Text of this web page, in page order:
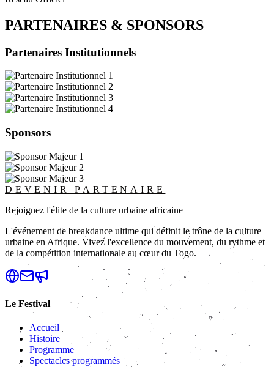
PARTENAIRES & SPONSORS
Partenaires Institutionnels
Sponsors
DEVENIR PARTENAIRE
Rejoignez l'élite de la culture urbaine africaine
L'événement de breakdance ultime qui définit le trône de la culture
urbaine en Afrique. Vivez l'excellence du mouvement, du rythme et
de la compétition internationale au cœur du Togo.
Le Festival
Accueil
Histoire
Programme
Spectacles programmés